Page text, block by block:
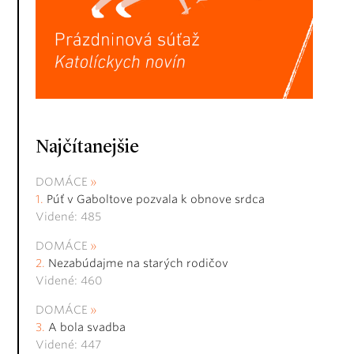
Najčítanejšie
DOMÁCE
Púť v Gaboltove pozvala k obnove srdca
Videné: 485
DOMÁCE
Nezabúdajme na starých rodičov
Videné: 460
DOMÁCE
A bola svadba
Videné: 447